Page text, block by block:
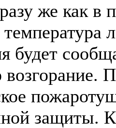
же как в
будет
возгорание.
защиты.